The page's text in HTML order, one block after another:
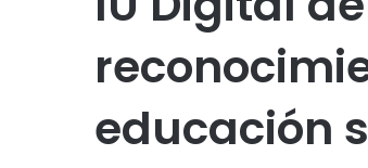
educación